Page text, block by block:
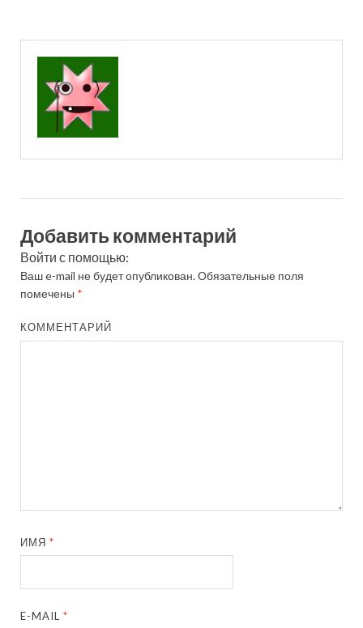
Добавить комментарий
Войти с помощью:
Ваш e-mail не будет опубликован.Обязательные поля
помечены *
КОММЕНТАРИЙ
ИМЯ*
E-MAIL*